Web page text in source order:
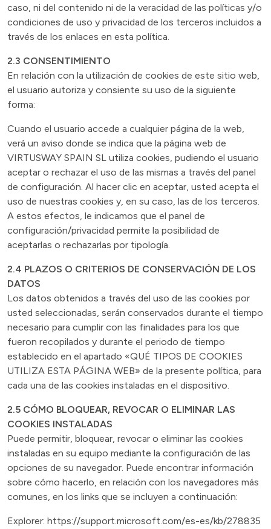
caso, ni del contenido ni de la veracidad de las políticas y/o
condiciones de uso y privacidad de los terceros incluidos a
través de los enlaces en esta política.
2.3 CONSENTIMIENTO
En relación con la utilización de cookies de este sitio web,
el usuario autoriza y consiente su uso de la siguiente
forma:
Cuando el usuario accede a cualquier página de la web,
verá un aviso donde se indica que la página web de
VIRTUSWAY SPAIN SL utiliza cookies, pudiendo el usuario
aceptar o rechazar el uso de las mismas a través del panel
de configuración. Al hacer clic en aceptar, usted acepta el
uso de nuestras cookies y, en su caso, las de los terceros.
A estos efectos, le indicamos que el panel de
configuración/privacidad permite la posibilidad de
aceptarlas o rechazarlas por tipología.
2.4 PLAZOS O CRITERIOS DE CONSERVACIÓN DE LOS
DATOS
Los datos obtenidos a través del uso de las cookies por
usted seleccionadas, serán conservados durante el tiempo
necesario para cumplir con las finalidades para los que
fueron recopilados y durante el periodo de tiempo
establecido en el apartado «QUÉ TIPOS DE COOKIES
UTILIZA ESTA PÁGINA WEB» de la presente política, para
cada una de las cookies instaladas en el dispositivo.
2.5 CÓMO BLOQUEAR, REVOCAR O ELIMINAR LAS
COOKIES INSTALADAS
Puede permitir, bloquear, revocar o eliminar las cookies
instaladas en su equipo mediante la configuración de las
opciones de su navegador. Puede encontrar información
sobre cómo hacerlo, en relación con los navegadores más
comunes, en los links que se incluyen a continuación:
Explorer: https://support.microsoft.com/es-es/kb/278835